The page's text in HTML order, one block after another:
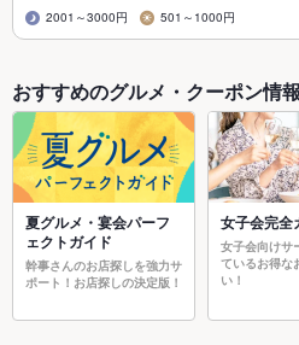
2001～3000円 501～1000円
おすすめのグルメ・クーポン情報
夏グルメ・宴会パーフ
ェクトガイド
幹事さんのお店探しを強力サ
ポート！お店探しの決定版！
女子会完全
女子会向けサ
ているお得な
い！